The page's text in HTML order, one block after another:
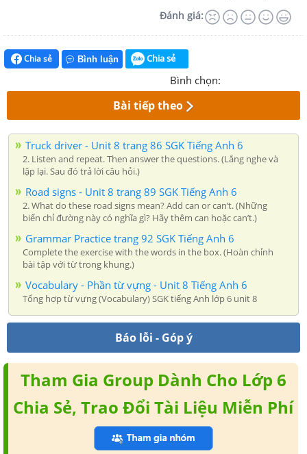
Đánh giá:
Chia sẻ Bình luận Chia sẻ
Bình chọn:
Bài tiếp theo
Truck driver - Unit 8 trang 86 SGK Tiếng Anh 6
2. Listen and repeat. Then answer the questions. (Lắng nghe và
lặp lại. Sau đó trả lời câu hỏi.)
Road signs - Unit 8 trang 89 SGK Tiếng Anh 6
2. What do these road signs mean? Add can or can’t. (Những
biển chỉ đường này có nghĩa gì? Hãy thêm can hoặc can’t.)
Grammar Practice trang 92 SGK Tiếng Anh 6
Complete the exercise with the words in the box. (Hoàn chỉnh
bài tập với từ trong khung.)
Vocabulary - Phần từ vựng - Unit 8 Tiếng Anh 6
Tổng hợp từ vựng (Vocabulary) SGK tiếng Anh lớp 6 unit 8
Báo lỗi - Góp ý
Tham Gia Group Dành Cho Lớp 6
Chia Sẻ, Trao Đổi Tài Liệu Miễn Phí